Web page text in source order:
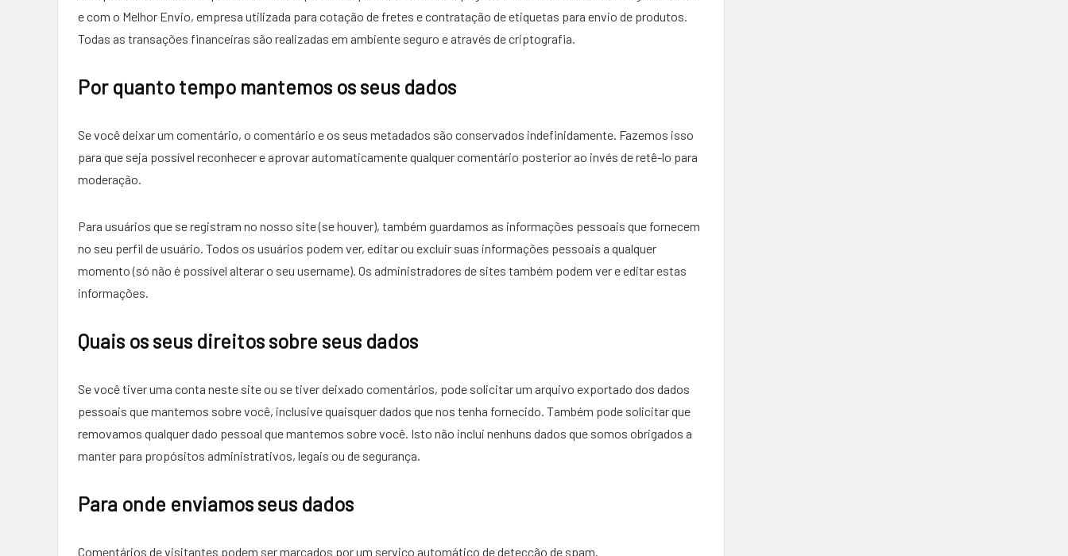
e com o Melhor Envio, empresa utilizada para cotação de fretes e contratação de etiquetas para envio de produtos.
Todas as transações financeiras são realizadas em ambiente seguro e através de criptografia.
Por quanto tempo mantemos os seus dados
Se você deixar um comentário, o comentário e os seus metadados são conservados indefinidamente. Fazemos isso
para que seja possível reconhecer e aprovar automaticamente qualquer comentário posterior ao invés de retê-lo para
moderação.
Para usuários que se registram no nosso site (se houver), também guardamos as informações pessoais que fornecem
no seu perfil de usuário. Todos os usuários podem ver, editar ou excluir suas informações pessoais a qualquer
momento (só não é possível alterar o seu username). Os administradores de sites também podem ver e editar estas
informações.
Quais os seus direitos sobre seus dados
Se você tiver uma conta neste site ou se tiver deixado comentários, pode solicitar um arquivo exportado dos dados
pessoais que mantemos sobre você, inclusive quaisquer dados que nos tenha fornecido. Também pode solicitar que
removamos qualquer dado pessoal que mantemos sobre você. Isto não inclui nenhuns dados que somos obrigados a
manter para propósitos administrativos, legais ou de segurança.
Para onde enviamos seus dados
Comentários de visitantes podem ser marcados por um serviço automático de detecção de spam.